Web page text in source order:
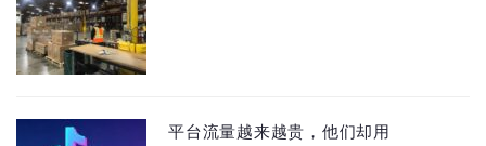
平台流量越来越贵，他们却用